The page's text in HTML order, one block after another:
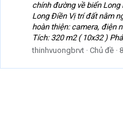
chính đường về biển
Long Điền Vị trí đất nằm
hoàn thiện: camera, điện
Tích: 320 m2 ( 10x32 )
thinhvuongbrvt Chủ đề